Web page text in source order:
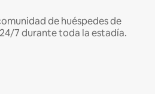
de huéspedes de
7 durante toda la estadía.